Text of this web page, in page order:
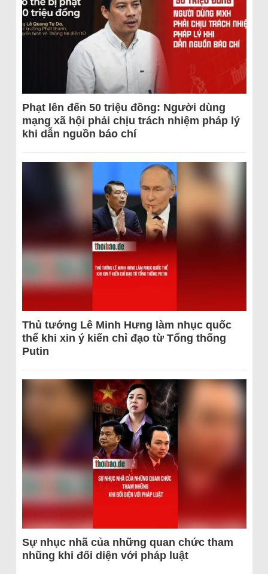
Phạt lên đến 50 triệu đồng: Người dùng
mạng xã hội phải chịu trách nhiệm pháp lý
khi dẫn nguồn báo chí
Thủ tướng Lê Minh Hưng làm nhục quốc
thể khi xin ý kiến chỉ đạo từ Tổng thống
Putin
Sự nhục nhã của những quan chức tham
nhũng khi đối diện với pháp luật